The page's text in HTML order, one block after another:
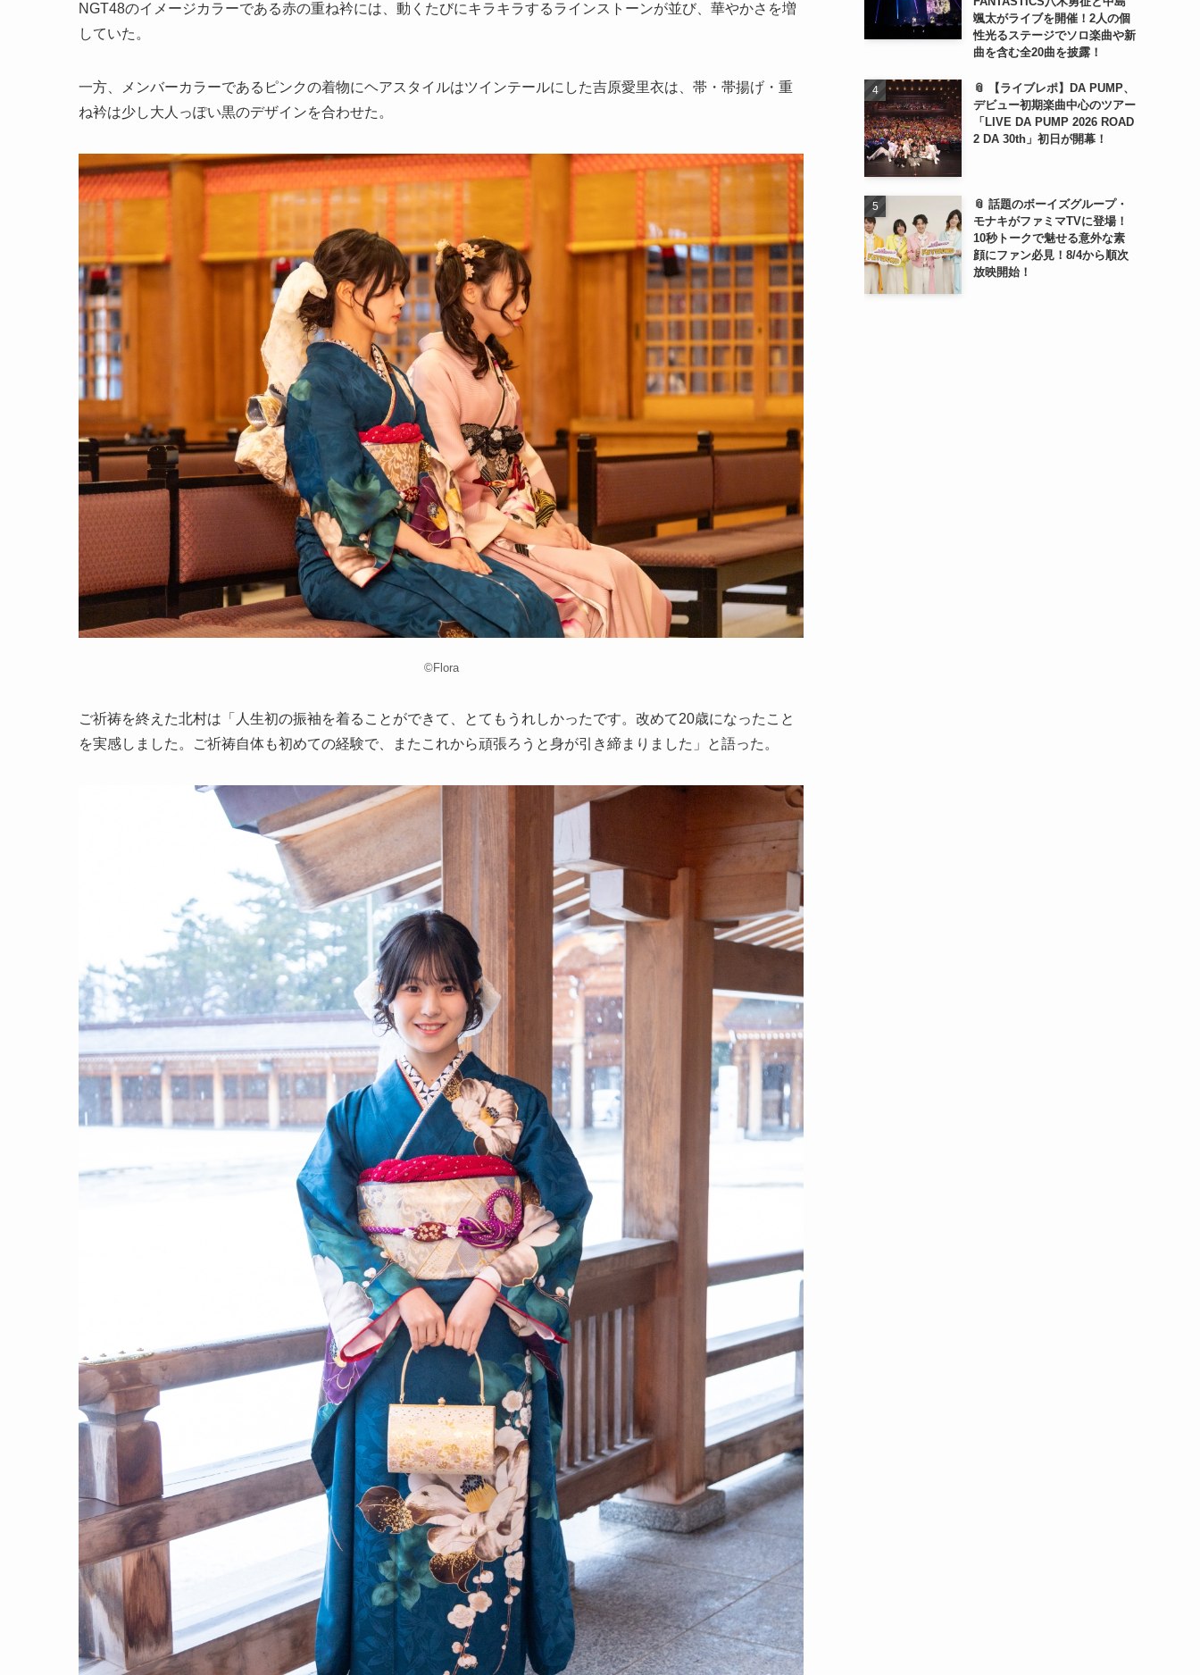
NGT48のイメージカラーである赤の重ね衿には、動くたびにキラキラするラインストーンが並び、華やかさを増
していた。
一方、メンバーカラーであるピンクの着物にヘアスタイルはツインテールにした吉原愛里衣は、帯・帯揚げ・重
ね衿は少し大人っぽい黒のデザインを合わせた。
©Flora
ご祈祷を終えた北村は「人生初の振袖を着ることができて、とてもうれしかったです。改めて20歳になったこと
を実感しました。ご祈祷自体も初めての経験で、またこれから頑張ろうと身が引き締まりました」と語った。
颯太がライブを開催！2人の個
性光るステージでソロ楽曲や新
曲を含む全20曲を披露！
📎 【ライブレポ】DA PUMP、
デビュー初期楽曲中心のツアー
「LIVE DA PUMP 2026 ROAD
2 DA 30th」初日が開幕！
📎 話題のボーイズグループ・
モナキがファミマTVに登場！
10秒トークで魅せる意外な素
顔にファン必見！8/4から順次
放映開始！